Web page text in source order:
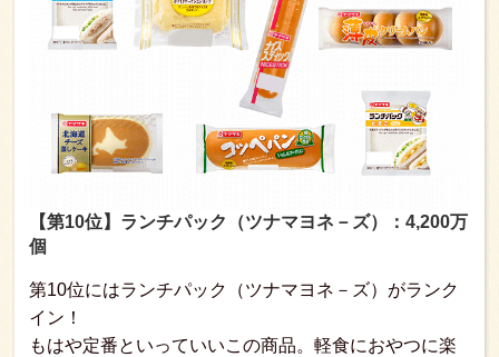
【第10位】ランチパック（ツナマヨネ－ズ）：4,200万
個
第10位にはランチパック（ツナマヨネ－ズ）がランク
イン！
もはや定番といっていいこの商品。軽食におやつに楽